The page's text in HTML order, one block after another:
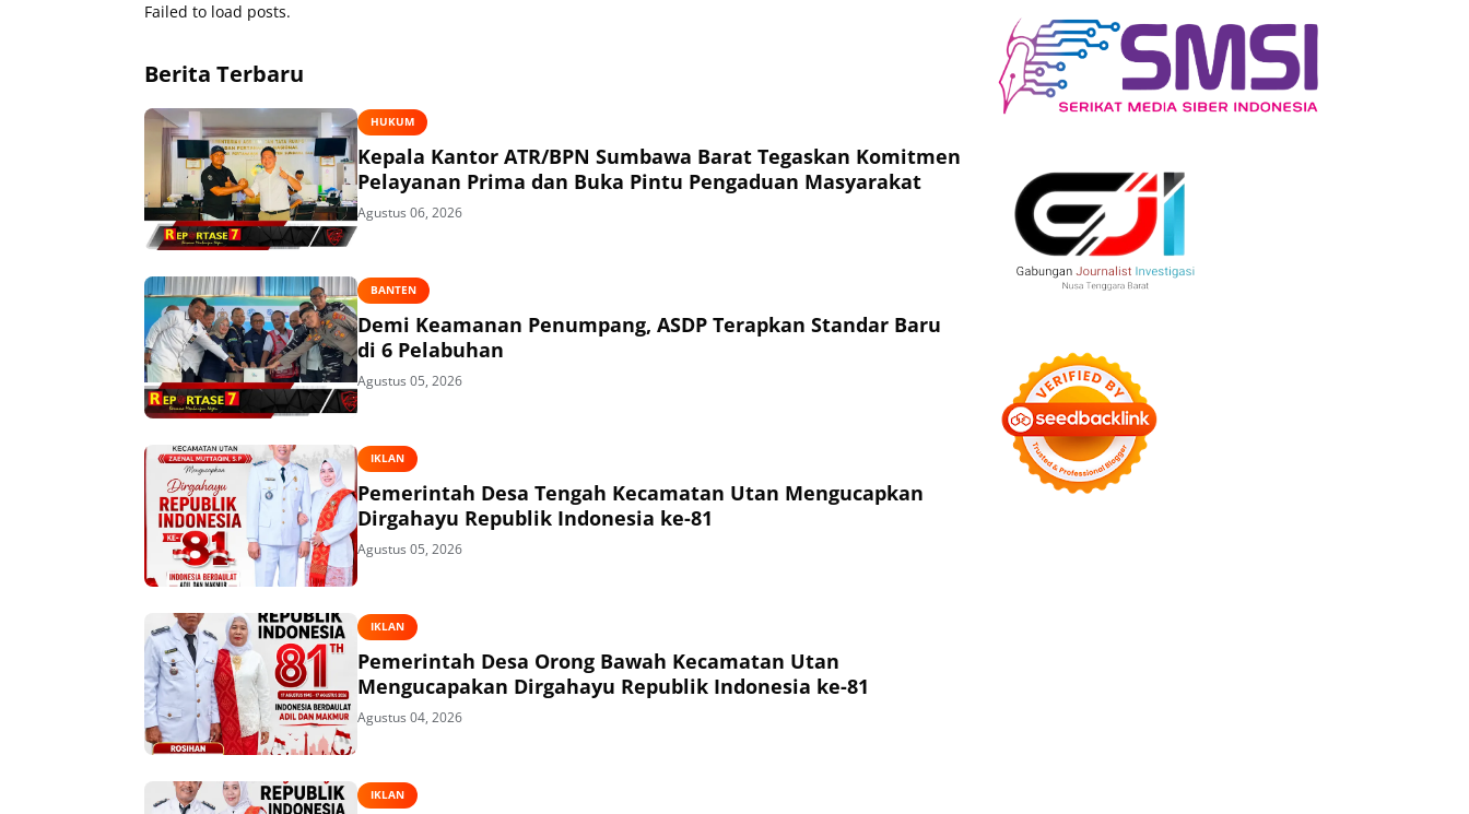
Failed to load posts.
Berita Terbaru
HUKUM
Kepala Kantor ATR/BPN Sumbawa Barat Tegaskan Komitmen
Pelayanan Prima dan Buka Pintu Pengaduan Masyarakat
Agustus 06, 2026
BANTEN
Demi Keamanan Penumpang, ASDP Terapkan Standar Baru
di 6 Pelabuhan
Agustus 05, 2026
IKLAN
Pemerintah Desa Tengah Kecamatan Utan Mengucapkan
Dirgahayu Republik Indonesia ke-81
Agustus 05, 2026
IKLAN
Pemerintah Desa Orong Bawah Kecamatan Utan
Mengucapakan Dirgahayu Republik Indonesia ke-81
Agustus 04, 2026
IKLAN